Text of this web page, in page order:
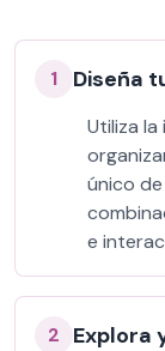
1 Diseña
Utiliza
único
e
2 Explora